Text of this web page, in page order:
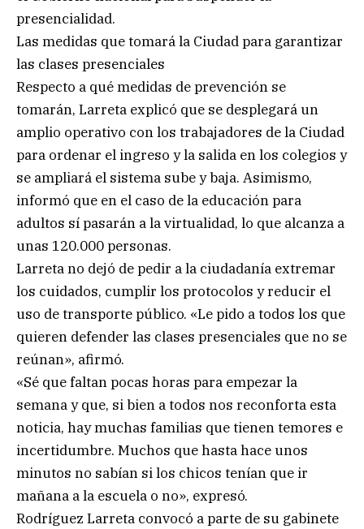
presencialidad.
Las medidas que tomará la Ciudad para garantizar
las clases presenciales
Respecto a qué medidas de prevención se
tomarán, Larreta explicó que se desplegará un
amplio operativo con los trabajadores de la Ciudad
para ordenar el ingreso y la salida en los colegios y
se ampliará el sistema sube y baja. Asimismo,
informó que en el caso de la educación para
adultos sí pasarán a la virtualidad, lo que alcanza a
unas 120.000 personas.
Larreta no dejó de pedir a la ciudadanía extremar
los cuidados, cumplir los protocolos y reducir el
uso de transporte público. «Le pido a todos los que
quieren defender las clases presenciales que no se
reúnan», afirmó.
«Sé que faltan pocas horas para empezar la
semana y que, si bien a todos nos reconforta esta
noticia, hay muchas familias que tienen temores e
incertidumbre. Muchos que hasta hace unos
minutos no sabían si los chicos tenían que ir
mañana a la escuela o no», expresó.
Rodríguez Larreta convocó a parte de su gabinete